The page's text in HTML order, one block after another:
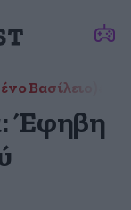
Βασίλειο)
Έφηβη